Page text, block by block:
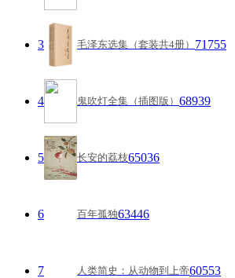
3 毛泽东选集（套装共4册） 71755
4 鬼吹灯全集（插图版） 68939
5 长安的荔枝65036
6 百年孤独63446
7 人类简史：从动物到上帝60553